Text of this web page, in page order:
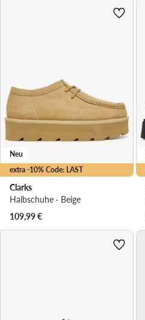
extra -10% Code: LAST
Neu
Clarks
Halbschuhe · Beige
109,99€